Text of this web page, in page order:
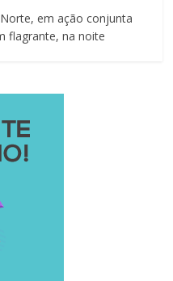
em ação conjunta
flagrante, na noite